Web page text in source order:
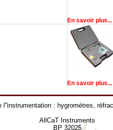
En savoir plus...
En savoir plus...
l''instrumentation : hygromètres,
AllCaT Instruments
BP 32025